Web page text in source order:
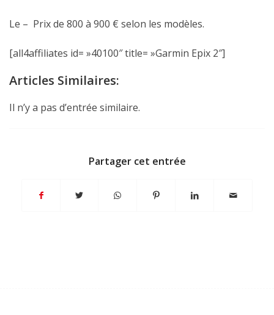
Le – Prix de 800 à 900 € selon les modèles.
[all4affiliates id= »40100″ title= »Garmin Epix 2″]
Articles Similaires:
Il n’y a pas d’entrée similaire.
Partager cet entrée